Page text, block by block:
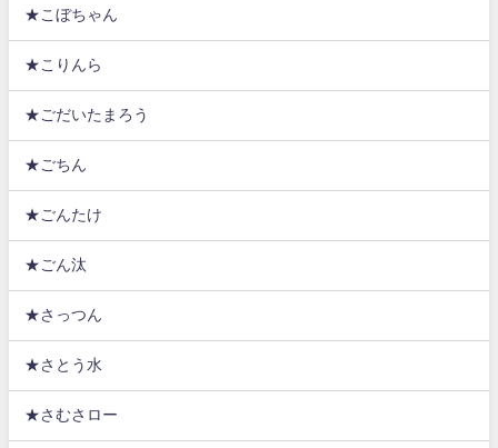
★こぼちゃん
★こりんら
★ごだいたまろう
★ごちん
★ごんたけ
★ごん汰
★さっつん
★さとう水
★さむさロー